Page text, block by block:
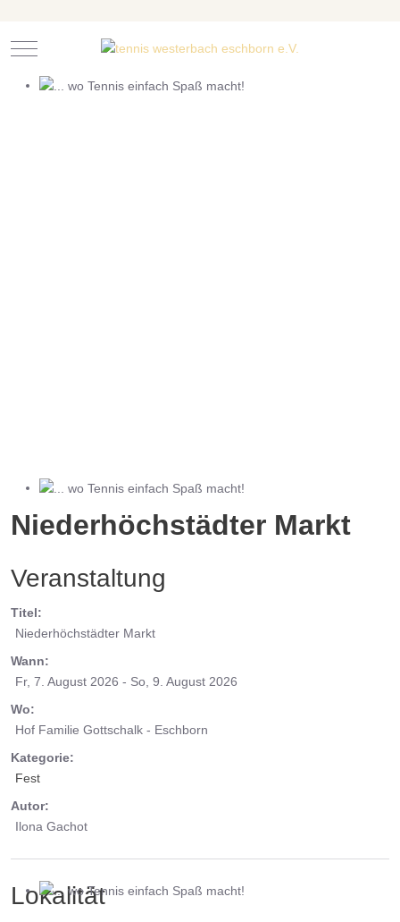
Mobile Menu Toggle
Niederhöchstädter Markt
Veranstaltung
Titel:
Niederhöchstädter Markt
Wann:
Fr, 7. August 2026 - So, 9. August 2026
Wo:
Hof Familie Gottschalk - Eschborn
Kategorie:
Fest
Autor:
Ilona Gachot
Lokalität